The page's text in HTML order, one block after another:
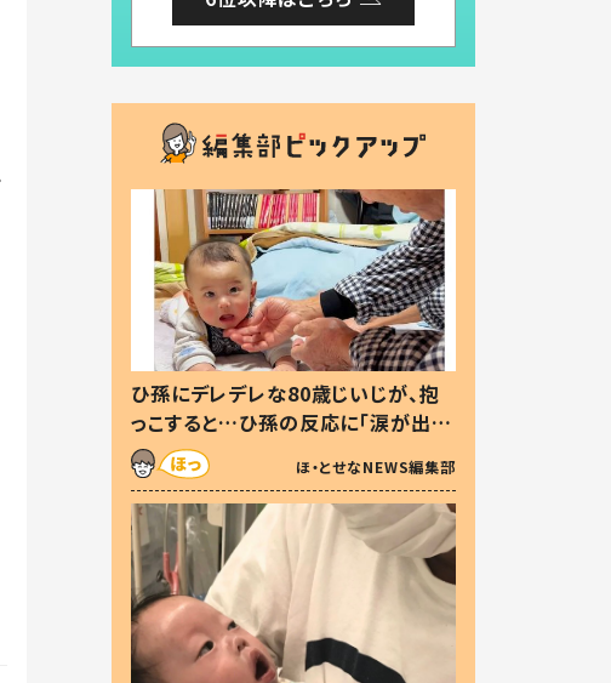
ひ孫にデレデレな80歳じいじが、抱
っこすると…ひ孫の反応に「涙が出ま
した」「可愛くて仕方ない」
ほ・とせなNEWS編集部